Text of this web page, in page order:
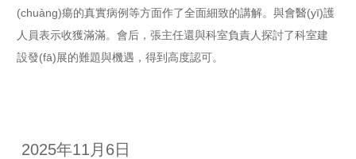
(chuàng)瘍的真實病例等方面作了全面細致的講解。與會醫(yī)護
人員表示收獲滿滿。會后，張主任還與科室負責人探討了科室建
設發(fā)展的難題與機遇，得到高度認可。
2025年11月6日